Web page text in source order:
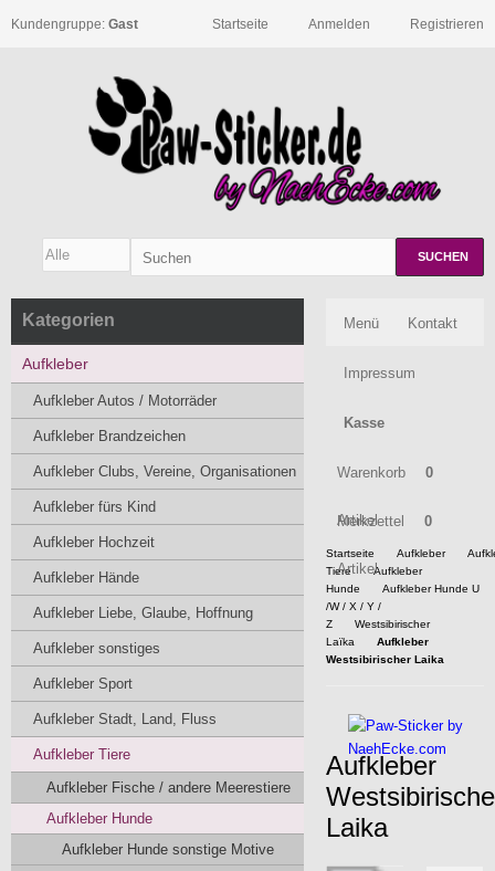
Kundengruppe: Gast Registrieren
Anmelden
Startseite
SUCHEN
Menü Kontakt
Impressum
Kasse
Warenkorb 0
Artikel
Merkzettel 0
Artikel
Startseite Aufkleber
Tiere
Aufkleber
Hunde
Aufkleber Hunde U
/W / X / Y /
Z
Westsibirischer
Laïka
Aufkleber
Westsibirischer Laika
Aufkleber
Laika
Kategorien
Aufkleber
Aufkleber Autos / Motorräder
Aufkleber Brandzeichen
Aufkleber Clubs, Vereine, Organisationen
Aufkleber fürs Kind
Aufkleber Hochzeit
Aufkleber Hände
Aufkleber Liebe, Glaube, Hoffnung
Aufkleber sonstiges
Aufkleber Sport
Aufkleber Stadt, Land, Fluss
Aufkleber Tiere
Aufkleber Fische / andere Meerestiere
Aufkleber Hunde
Aufkleber Hunde sonstige Motive